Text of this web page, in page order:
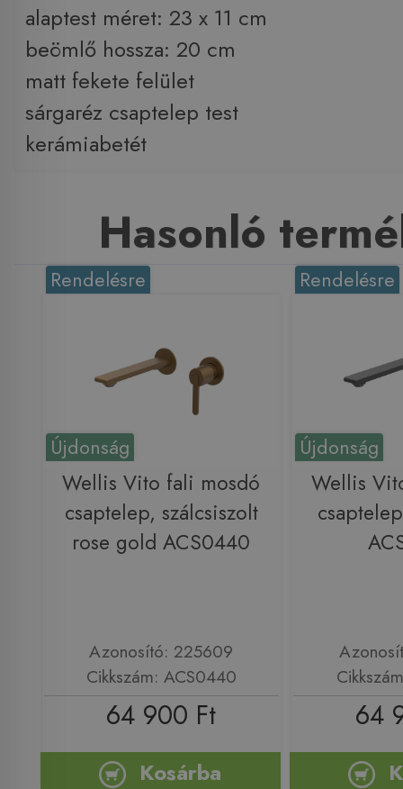
alaptest méret: 23 x 11 cm
beömlő hossza: 20 cm
matt fekete felület
sárgaréz csaptelep test
kerámiabetét
Hasonló
Újdonság
Rendelésre
Wellis Vito fali mosdó
csaptelep, szálcsiszolt
rose gold ACS0440
Azonosító: 225609
Cikkszám: ACS0440
64 900 Ft
Kosárba
Újdonság
Rendelésre
Wellis
64